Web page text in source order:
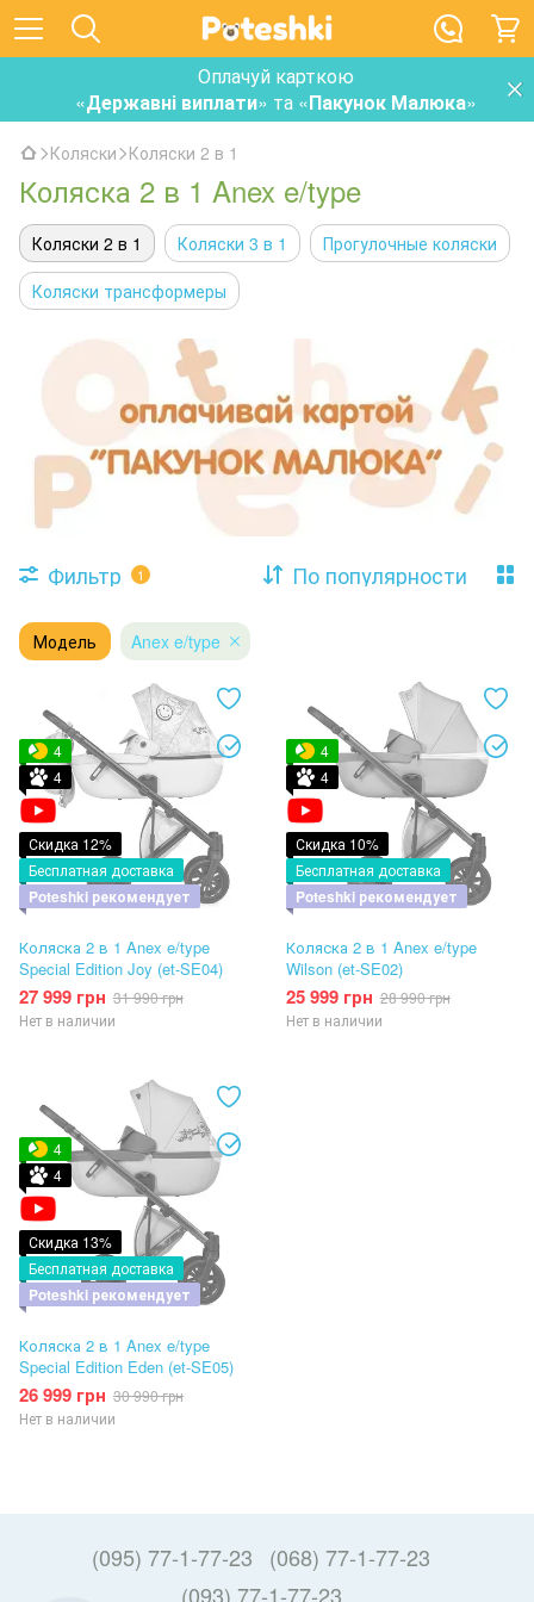
Оплачуй карткою
«Державні виплати» та «Пакунок Малюка»
Коляски Коляски 2 в 1
Коляска 2 в 1 Anex e/type
Коляски 2 в 1 Коляски 3 в 1
Прогулочные коляски
Коляски трансформеры
Фильтр 1 По популярности
Модель Anex e/type
4
4
Скидка 12%
Бесплатная доставка
Poteshki рекомендует
Коляска 2 в 1 Anex e/type
Special Edition Joy (et-SE04)
27 999 грн 31 990 грн
Нет в наличии
4
4
Скидка 10%
Бесплатная доставка
Poteshki рекомендует
Коляска 2 в 1 Anex e/type
Wilson (et-SE02)
25 999 грн 28 990 грн
Нет в наличии
4
4
Скидка 13%
Бесплатная доставка
Poteshki рекомендует
Коляска 2 в 1 Anex e/type
Special Edition Eden (et-SE05)
26 999 грн 30 990 грн
Нет в наличии
(095) 77-1-77-23
(068) 77-1-77-23
(093) 77-1-77-23